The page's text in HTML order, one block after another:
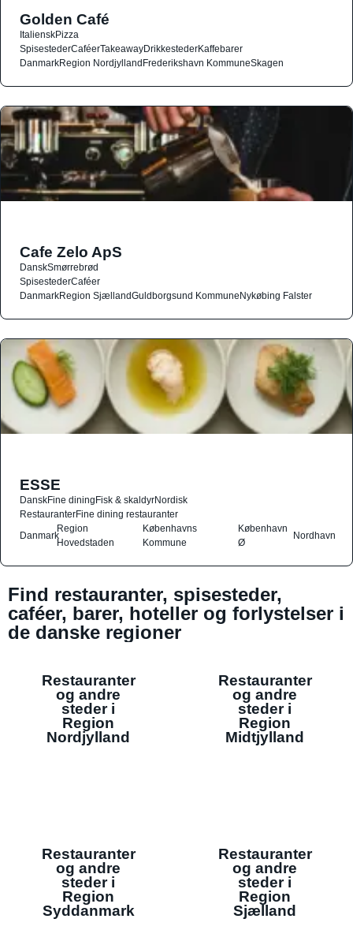
Golden Café
ItalienskPizza
SpisestederCaféerTakeawayDrikkestederKaffebarer
DanmarkRegion NordjyllandFrederikshavn KommuneSkagen
Cafe Zelo ApS
DanskSmørrebrød
SpisestederCaféer
DanmarkRegion SjællandGuldborgsund KommuneNykøbing Falster
ESSE
DanskFine diningFisk & skaldyrNordisk
RestauranterFine dining restauranter
Danmark
Region
Hovedstaden
Københavns
Kommune
København
Ø
Nordhavn
Find restauranter, spisesteder,
caféer, barer, hoteller og forlystelser i
de danske regioner
Restauranter
og andre
steder i
Region
Nordjylland
Restauranter
og andre
steder i
Region
Midtjylland
Restauranter
og andre
steder i
Region
Syddanmark
Restauranter
og andre
steder i
Region
Sjælland